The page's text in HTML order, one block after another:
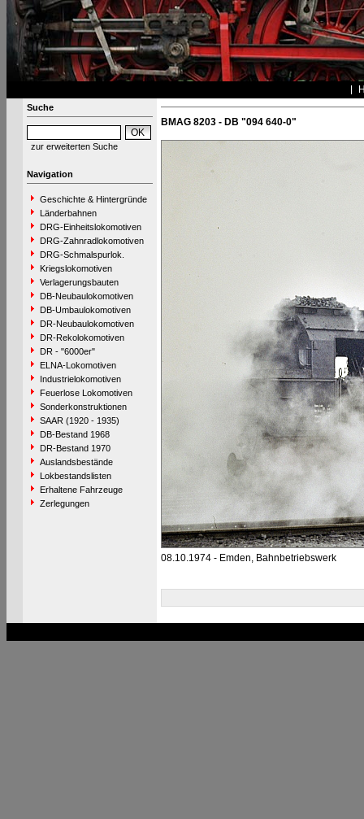
Suche
zur erweiterten Suche
Navigation
Geschichte & Hintergründe
Länderbahnen
DRG-Einheitslokomotiven
DRG-Zahnradlokomotiven
DRG-Schmalspurlok.
Kriegslokomotiven
Verlagerungsbauten
DB-Neubaulokomotiven
DB-Umbaulokomotiven
DR-Neubaulokomotiven
DR-Rekolokomotiven
DR - "6000er"
ELNA-Lokomotiven
Industrielokomotiven
Feuerlose Lokomotiven
Sonderkonstruktionen
SAAR (1920 - 1935)
DB-Bestand 1968
DR-Bestand 1970
Auslandsbestände
Lokbestandslisten
Erhaltene Fahrzeuge
Zerlegungen
BMAG 8203 - DB "094 640-0"
08.10.1974 - Emden, Bahnbetriebswerk